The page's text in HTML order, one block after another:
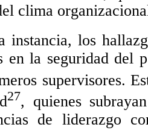
clima
instancia, los
en la seguridad del
supervisores.
27, quienes
de liderazgo